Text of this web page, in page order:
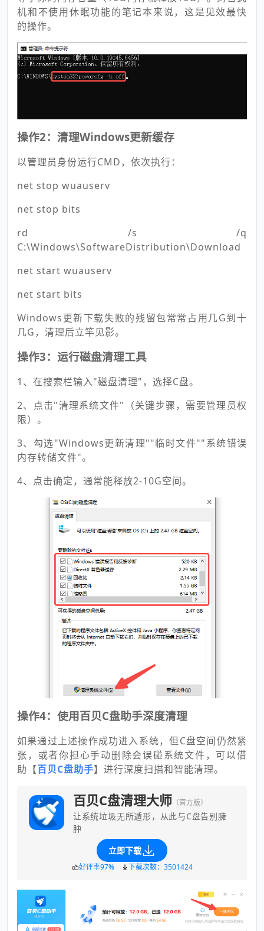
机和不使用休眠功能的笔记本来说，这是见效最快
的操作。
操作2：清理Windows更新缓存
以管理员身份运行CMD，依次执行：
net stop wuauserv
net stop bits
rd /s /q
C:\Windows\SoftwareDistribution\Download
net start wuauserv
net start bits
Windows更新下载失败的残留包常常占用几G到十
几G，清理后立竿见影。
操作3：运行磁盘清理工具
1、在搜索栏输入"磁盘清理"，选择C盘。
2、点击"清理系统文件"（关键步骤，需要管理员权
限）。
3、勾选"Windows更新清理""临时文件""系统错误
内存转储文件"。
4、点击确定，通常能释放2-10G空间。
操作4：使用百贝C盘助手深度清理
如果通过上述操作成功进入系统，但C盘空间仍然紧
张，或者你担心手动删除会误碰系统文件，可以借
助【百贝C盘助手】进行深度扫描和智能清理。
百贝C盘清理大师 （官方版）
让系统垃圾无所遁形，从此与C盘告别臃
肿
立即下载
好评率97% 下载次数：3501424